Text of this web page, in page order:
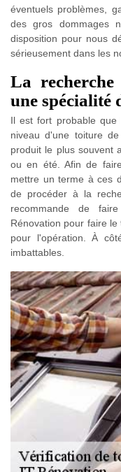
éventuels problèmes,
des gros dommages
disposition pour nous
sérieusement dans les
La
une spécialité
Il est fort probable que
niveau d'une toiture
produit le plus souvent
ou en été. Afin de
mettre un terme à ces
de procéder à la
recommande de
Rénovation pour faire
pour l'opération. À
imbattables.